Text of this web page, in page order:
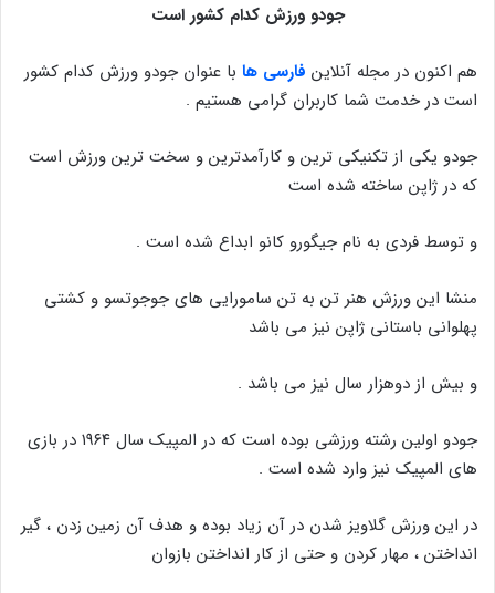
جودو ورزش کدام کشور است
هم اکنون در مجله آنلاین فارسی ها با عنوان جودو ورزش کدام کشور
است در خدمت شما کاربران گرامی هستیم .
جودو یکی از تکنیکی ترین و کارآمدترین و سخت ترین ورزش است
که در ژاپن ساخته شده است
و توسط فردی به نام جیگورو کانو ابداع شده است .
منشا این ورزش هنر تن به تن سامورایی های جوجوتسو و کشتی
پهلوانی باستانی ژاپن نیز می باشد
و بیش از دوهزار سال نیز می باشد .
جودو اولین رشته ورزشی بوده است که در المپیک سال ۱۹۶۴ در بازی
های المپیک نیز وارد شده است .
در این ورزش گلاويز شدن در آن زياد بوده و هدف آن زمين زدن ، گير
انداختن ، مهار کردن و حتي از کار انداختن بازوان